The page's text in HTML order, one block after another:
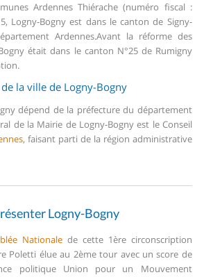
Ardennes Thiérache (numéro fiscal :
Logny-Bogny est dans le canton de Signy-
Ardennes.Avant la réforme des
était dans le canton N°25 de Rumigny
la ville de Logny-Bogny
dépend de la préfecture du département
de la Mairie de Logny-Bogny est le Conseil
, faisant parti de la région administrative
Logny-Bogny
Nationale de cette 1ère circonscription
Poletti élue au 2ème tour avec un score de
politique Union pour un Mouvement